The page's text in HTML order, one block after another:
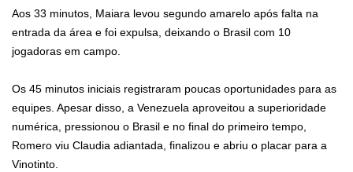
Aos 33 minutos, Maiara levou segundo amarelo após falta na
entrada da área e foi expulsa, deixando o Brasil com 10
jogadoras em campo.
Os 45 minutos iniciais registraram poucas oportunidades para as
equipes. Apesar disso, a Venezuela aproveitou a superioridade
numérica, pressionou o Brasil e no final do primeiro tempo,
Romero viu Claudia adiantada, finalizou e abriu o placar para a
Vinotinto.